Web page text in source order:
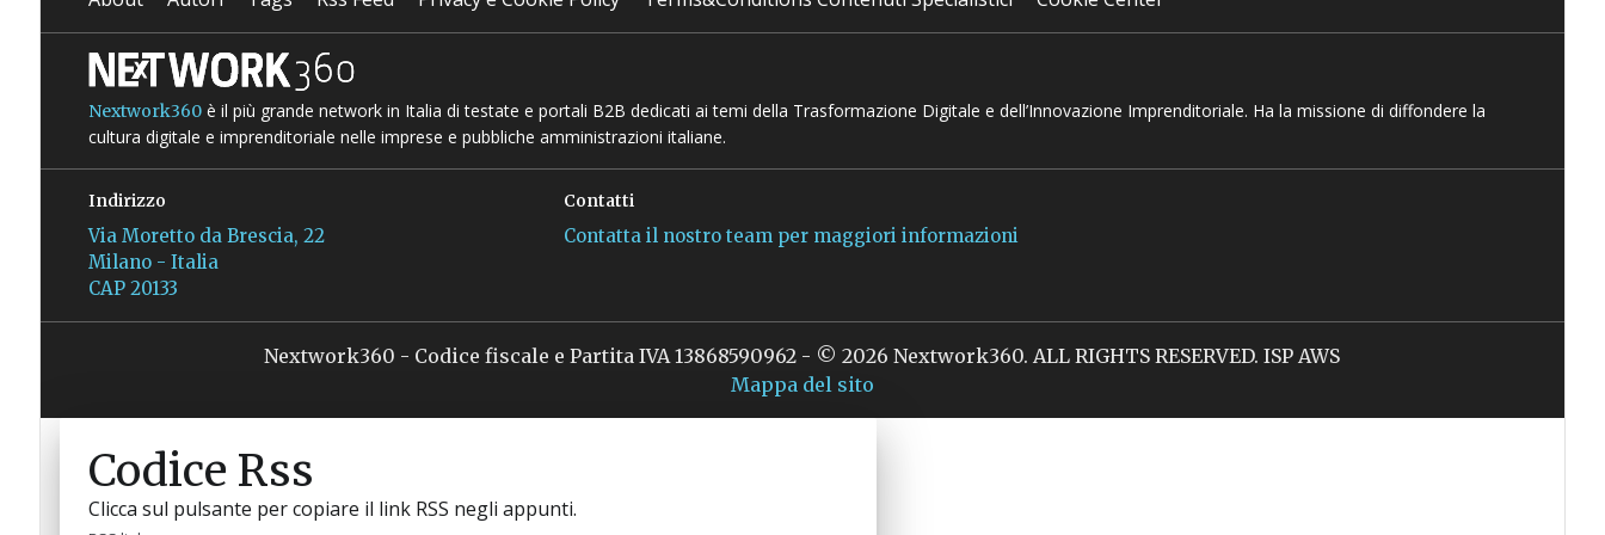
Nextwork360è il più grande network in Italia di testate e portali B2B dedicati ai temi della Trasformazione Digitale e dell’Innovazione Imprenditoriale. Ha la missione di diffondere la
cultura digitale e imprenditoriale nelle imprese e pubbliche amministrazioni italiane.
Indirizzo
Via Moretto da Brescia, 22
Milano - Italia
CAP 20133
Contatti
Contatta il nostro team per maggiori informazioni
Nextwork360 - Codice fiscale e Partita IVA 13868590962 - © 2026 Nextwork360. ALL RIGHTS RESERVED. ISP AWS
Mappa del sito
Codice Rss
Clicca sul pulsante per copiare il link RSS negli appunti.